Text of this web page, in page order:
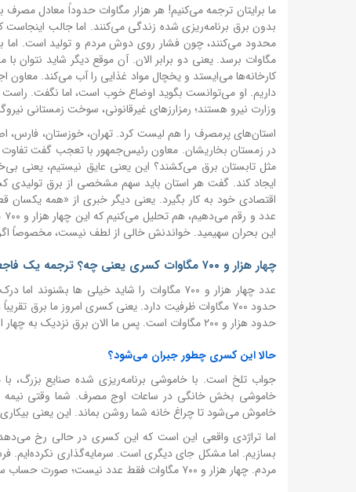
ما برایتان ترجمه می‌کنیم! هر هزار مگاوات حدوداً معادل
بدون برق برنامه‌ریزی شده زندگی می‌کنند. اما جالب
محدود می‌کنند، چون فشار روی دوش مردم و تولید است.
مگاوات برسد. یعنی دو برابر الان. آن موقع دیگر شاید
کارخانه‌ها می‌ایستد و یخچال مواد غذایی را آب می‌کند. معاون
داریم. او می‌توانست بگوید اوضاع خوب است، اما نگفت.
وزارت نیرو هستند؛ رمزارزهای غیرقانونی، سوخت زمستانی
استان‌های پرمصرف را هم لیست کرد. تهران، خوزستان، فارس،
در زمستان بخاریشان. معاون رئیس‌جمهور با تعجب گفت
مثل تابستان برق می‌کشند؟ این یعنی عایق نیستیم، یعنی
ایجاد کند. گفت هر استان باید سهم مشخصی از برق تولیدی
اقتصادی خود به کار بگیرد. یعنی دیگر خبری از «همه
این بحران سهیمید. خواندنش خالی از لطف نیست، مخصوصاً
چهار هزار و ۷۰۰ مگاوات کسری یعنی چه؟ ترجمه یک فاجعه به زبان ساده
عدد چهار هزار و ۷۰۰ مگاوات را شاید خیلی ها
حدود ۷۰۰ مگاوات ظرفیت دارد. یعنی کسری امروز ما برق
حدود هزار و ۲۰۰ مگاوات است. پس ما الان برق نزدیک به چهار استان فارس را کم داریم.
حالا این کسری چطور جبران می‌شود؟
جواب تلخ است. با خاموشی برنامه‌ریزی شده صنایع بزرگ،
خاموشی بخش خانگی در ساعات اوج مصرف. شما وقتی
خاموش می‌شود تا چراغ خانه شما روشن بماند. این یعنی
اما تراژدی واقعی این است که این کسری در حالی رخ می‌دهد
بسازیم. اما مشکل جای دیگری است. سرمایه‌گذاری نکرده‌ایم.
مردم. چهار هزار و ۷۰۰ مگاوات فقط عدد نیست؛ صورت حساب سال‌ها بی‌توجهی است.